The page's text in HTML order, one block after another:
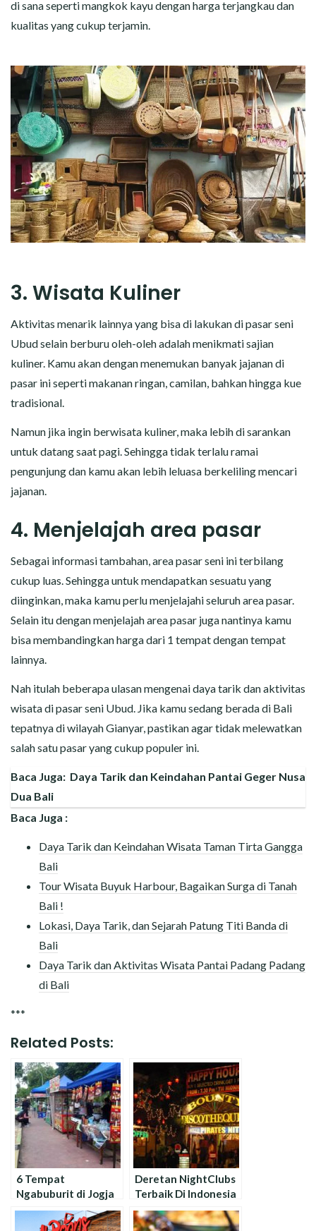
di sana seperti mangkok kayu dengan harga terjangkau dan
kualitas yang cukup terjamin.
3. Wisata Kuliner
Aktivitas menarik lainnya yang bisa di lakukan di pasar seni
Ubud selain berburu oleh-oleh adalah menikmati sajian
kuliner. Kamu akan dengan menemukan banyak jajanan di
pasar ini seperti makanan ringan, camilan, bahkan hingga kue
tradisional.
Namun jika ingin berwisata kuliner, maka lebih di sarankan
untuk datang saat pagi. Sehingga tidak terlalu ramai
pengunjung dan kamu akan lebih leluasa berkeliling mencari
jajanan.
4. Menjelajah area pasar
Sebagai informasi tambahan, area pasar seni ini terbilang
cukup luas. Sehingga untuk mendapatkan sesuatu yang
diinginkan, maka kamu perlu menjelajahi seluruh area pasar.
Selain itu dengan menjelajah area pasar juga nantinya kamu
bisa membandingkan harga dari 1 tempat dengan tempat
lainnya.
Nah itulah beberapa ulasan mengenai daya tarik dan aktivitas
wisata di pasar seni Ubud. Jika kamu sedang berada di Bali
tepatnya di wilayah Gianyar, pastikan agar tidak melewatkan
salah satu pasar yang cukup populer ini.
Baca Juga: Daya Tarik dan Keindahan Pantai Geger Nusa
Dua Bali
Baca Juga :
Daya Tarik dan Keindahan Wisata Taman Tirta Gangga
Bali
Tour Wisata Buyuk Harbour, Bagaikan Surga di Tanah
Bali !
Lokasi, Daya Tarik, dan Sejarah Patung Titi Banda di
Bali
Daya Tarik dan Aktivitas Wisata Pantai Padang Padang
di Bali
***
Related Posts:
6 Tempat
Ngabuburit di Jogja
yang Populer dan
Selalu Ramai
Deretan NightClubs
Terbaik Di Indonesia
: Selalu Ramai
Pengunjung!